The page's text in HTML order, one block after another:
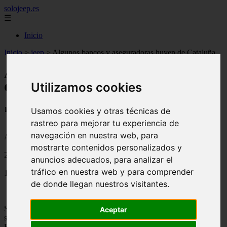
Utilizamos cookies
Usamos cookies y otras técnicas de
rastreo para mejorar tu experiencia de
navegación en nuestra web, para
mostrarte contenidos personalizados y
anuncios adecuados, para analizar el
tráfico en nuestra web y para comprender
de donde llegan nuestros visitantes.
Aceptar
solojeep.es
☰
Inicio
Inicio > jeep >Algunos bancos y aseguradoras huyen de Cataluña
Algunos bancos y aseguradoras huyen de
Cataluña
📅 06/07/2025
Aseguradoras
2017-12-08
1682
Sabadell Bank ha sido quien ha dado el primer paso para mudar su
sede central fuera de Catauña, y ahora es seguido por CaixaBank.